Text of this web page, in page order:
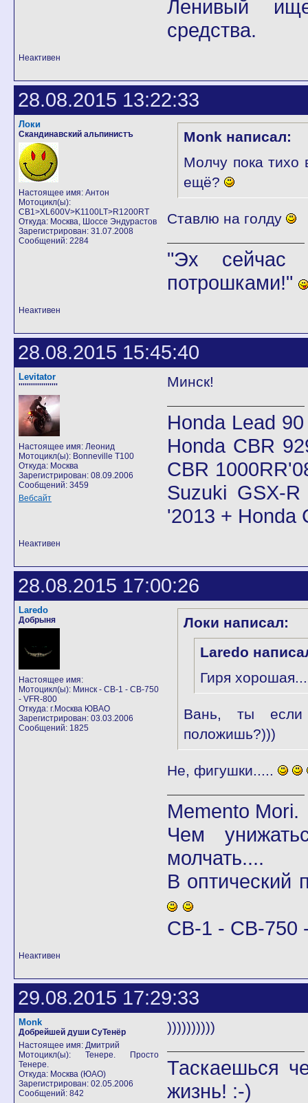
Ленивый
средства.
Неактивен
28.08.2015 13:22:33
Локи
Скандинавский альпинистъ
Настоящее имя: Антон
Мотоцикл(ы):
CB1>XL600V>K1100LT>R1200RT
Откуда: Москва, Шоссе Эндурастов
Зарегистрирован: 31.07.2008
Сообщений: 2284
Monk написал:
Молчу пока
ещё?
Ставлю на голду
"Эх сейчас
потрошками!"
Неактивен
28.08.2015 15:45:40
Levitator
'''''''''''''''''''
Настоящее имя: Леонид
Мотоцикл(ы): Bonneville T100
Откуда: Москва
Зарегистрирован: 08.09.2006
Сообщений: 3459
Вебсайт
Минск!
Honda Lead
Honda CBR
CBR
Suzuki GSX-
'2013 + Honda
Неактивен
28.08.2015 17:00:26
Laredo
Добрыня
Настоящее имя:
Мотоцикл(ы): Минск - CB-1 - CB-750
- VFR-800
Откуда: г.Москва ЮВАО
Зарегистрирован: 03.03.2006
Сообщений: 1825
Локи написал:
Laredo
Гиря
Вань, ты если
положишь?)))
Не, фигушки.....
Memento Mori.
Чем
молчать....
В
CB-1 - CB-750
Неактивен
29.08.2015 17:29:33
Monk
Добрейшей души СуТенёр
Настоящее имя: Дмитрий
Мотоцикл(ы): Тенере. Просто
Тенере.
Откуда: Москва (ЮАО)
Зарегистрирован: 02.05.2006
Сообщений: 842
))))))))))
Таскаешься
жизнь! :-)